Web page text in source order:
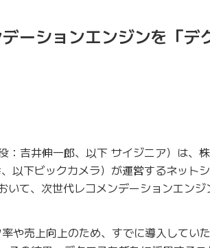
ーションエンジンを「デ
吉井伸一郎、以下 サイジニア）は、
以下ビックカメラ）が運営するネット
いて、次世代レコメンデーションエンジ
や売上向上のため、すでに導入してい